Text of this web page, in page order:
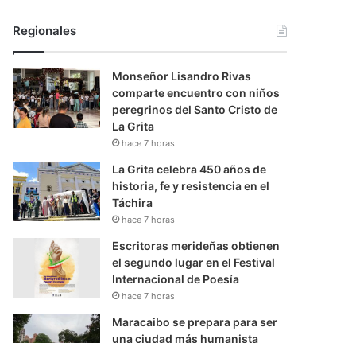
Regionales
Monseñor Lisandro Rivas
comparte encuentro con niños
peregrinos del Santo Cristo de
La Grita
hace 7 horas
La Grita celebra 450 años de
historia, fe y resistencia en el
Táchira
hace 7 horas
Escritoras merideñas obtienen
el segundo lugar en el Festival
Internacional de Poesía
hace 7 horas
Maracaibo se prepara para ser
una ciudad más humanista